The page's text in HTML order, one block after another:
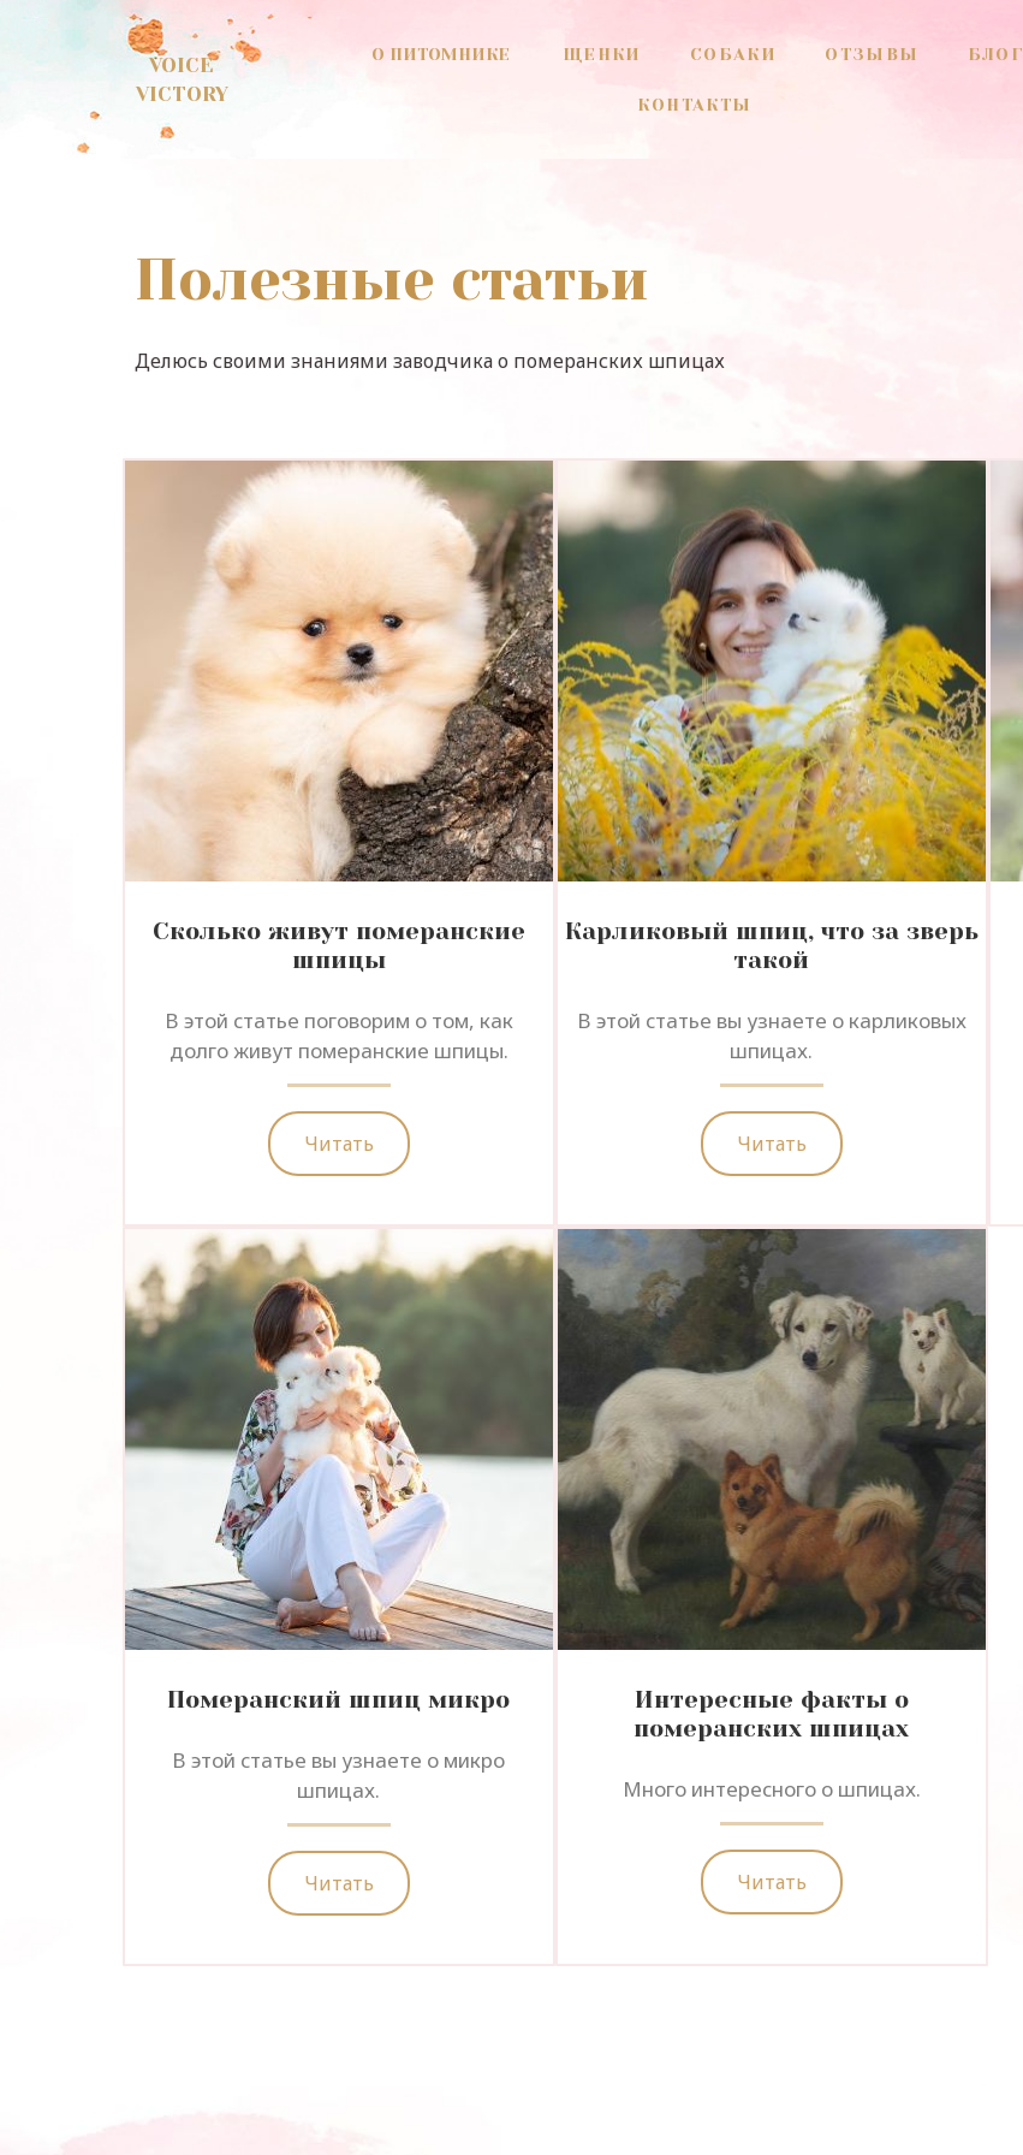
VOICE
VICTORY
О ПИТОМНИКЕ ЩЕНКИ СОБАКИ ОТЗЫВЫ БЛОГ
КОНТАКТЫ
Полезные статьи
Делюсь своими знаниями заводчика о померанских шпицах
Сколько живут померанские
шпицы
В этой статье поговорим о том, как
долго живут померанские шпицы.
Читать
Карликовый шпиц, что за зверь
такой
В этой статье вы узнаете о карликовых
шпицах.
Читать
Померанский шпиц микро
В этой статье вы узнаете о микро
шпицах.
Читать
Интересные факты о
померанских шпицах
Много интересного о шпицах.
Читать